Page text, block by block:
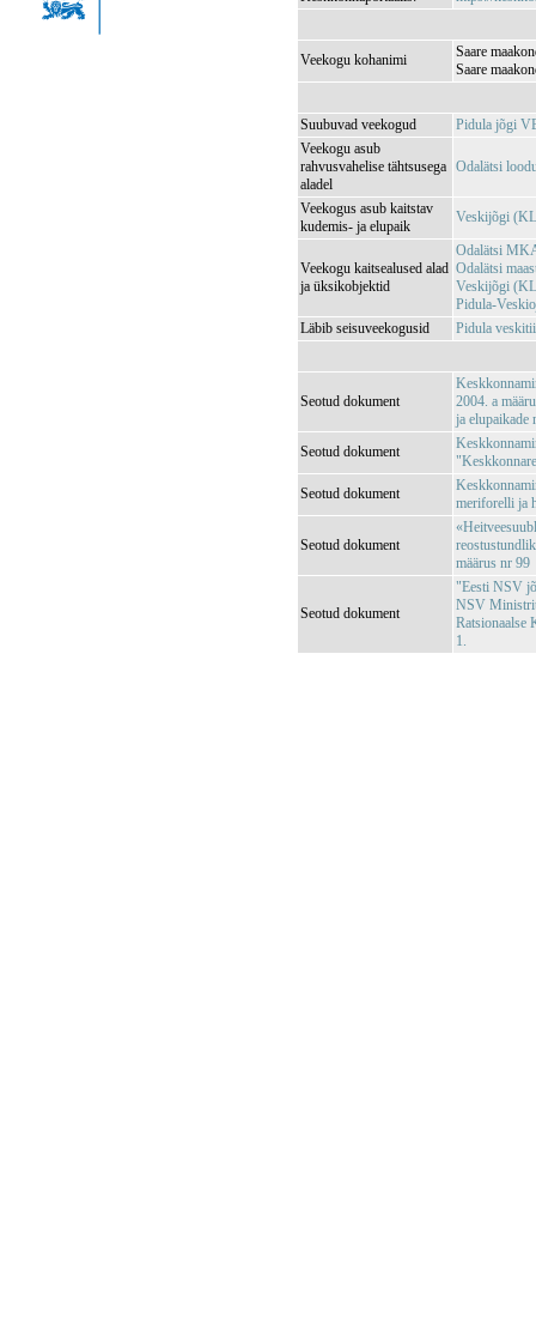
Veekogu kohanimi
Saare
Saare
Suubuvad veekogud
Pidula jõgi
Veekogu asub
rahvusvahelise tähtsusega
aladel
Odalätsi
Veekogus asub kaitstav
kudemis- ja elupaik
Veskijõgi
Veekogu kaitsealused alad
ja üksikobjektid
Odalätsi
Odalätsi
Veskijõgi
Pidula-
Läbib seisuveekogusid
Pidula
Seotud dokument
2004. a
ja elupaikade
Seotud dokument
Seotud dokument
meriforelli ja
Seotud dokument
määrus nr 99
Seotud dokument
"Eesti NSV
NSV
Ratsionaalse
1.